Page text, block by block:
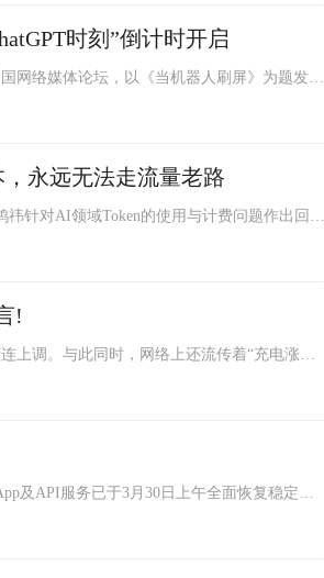
时刻”倒计时开启
网络媒体论坛，以《当机器人刷屏》为题发表
永远无法走流量老路
针对AI领域Token的使用与计费问题作出回
!
上调。与此同时，网络上还流传着“充电涨价
及API服务已于3月30日上午全面恢复稳定运